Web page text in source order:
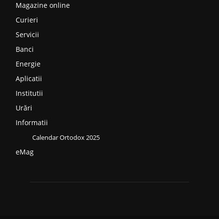
Magazine online
Curieri
Servicii
Banci
Energie
Aplicatii
Institutii
Urări
Informatii
Calendar Ortodox 2025
eMag